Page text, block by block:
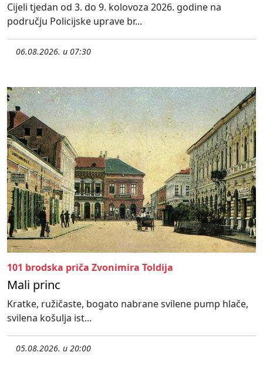
Cijeli tjedan od 3. do 9. kolovoza 2026. godine na
području Policijske uprave br...
06.08.2026. u 07:30
101 brodska priča Zvonimira Toldija
Mali princ
Kratke, ružičaste, bogato nabrane svilene pump hlače,
svilena košulja ist...
05.08.2026. u 20:00